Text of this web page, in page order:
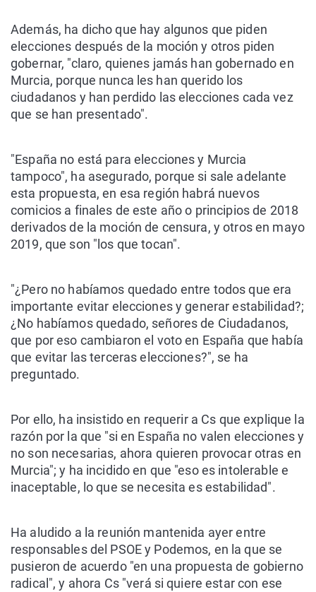
Además, ha dicho que hay algunos que piden
elecciones después de la moción y otros piden
gobernar, "claro, quienes jamás han gobernado en
Murcia, porque nunca les han querido los
ciudadanos y han perdido las elecciones cada vez
que se han presentado".
"España no está para elecciones y Murcia
tampoco", ha asegurado, porque si sale adelante
esta propuesta, en esa región habrá nuevos
comicios a finales de este año o principios de 2018
derivados de la moción de censura, y otros en mayo
2019, que son "los que tocan".
"¿Pero no habíamos quedado entre todos que era
importante evitar elecciones y generar estabilidad?;
¿No habíamos quedado, señores de Ciudadanos,
que por eso cambiaron el voto en España que había
que evitar las terceras elecciones?", se ha
preguntado.
Por ello, ha insistido en requerir a Cs que explique la
razón por la que "si en España no valen elecciones y
no son necesarias, ahora quieren provocar otras en
Murcia"; y ha incidido en que "eso es intolerable e
inaceptable, lo que se necesita es estabilidad".
Ha aludido a la reunión mantenida ayer entre
responsables del PSOE y Podemos, en la que se
pusieron de acuerdo "en una propuesta de gobierno
radical", y ahora Cs "verá si quiere estar con ese